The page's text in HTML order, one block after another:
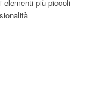
elementi più piccoli